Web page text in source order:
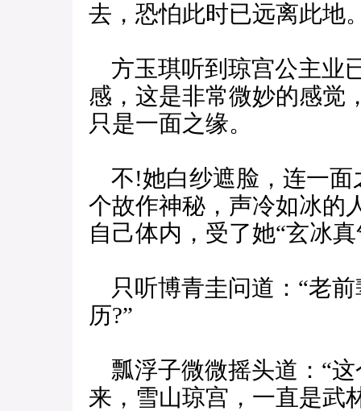
去，恐怕此时已远离此地
方玉琪听到琼宫公主业
感，这是非常微妙的感觉
只是一面之缘。
不!她白纱遮脸，连一面
个故作神秘，声冷如冰的
自己体内，受了她“玄冰
只听博青圭问道：“老
历?”
瓢浮子微微摇头道：“
来，雪山琼宫，一直是武